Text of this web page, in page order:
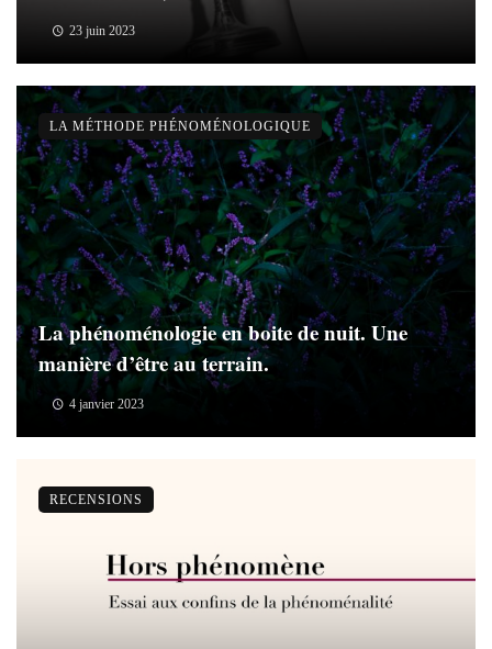
23 juin 2023
La phénoménologie en boite de nuit. Une
manière d’être au terrain.
4 janvier 2023
LA MÉTHODE PHÉNOMÉNOLOGIQUE
RECENSIONS